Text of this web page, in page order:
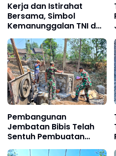
Kerja dan Istirahat
Bersama, Simbol
Kemanunggalan TNI dan
Rakyat di TMMD 129 Bulu
Lor Ponorogo
Pembangunan
Jembatan Bibis Telah
Sentuh Pembuatan
Loning Kanan Kiri